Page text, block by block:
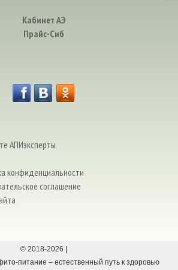
Кабинет АЭ
Прайс-Сиб
АПИэксперты
конфиденциальности
соглашение
© 2018-2026
питание – естественный путь к здоровью